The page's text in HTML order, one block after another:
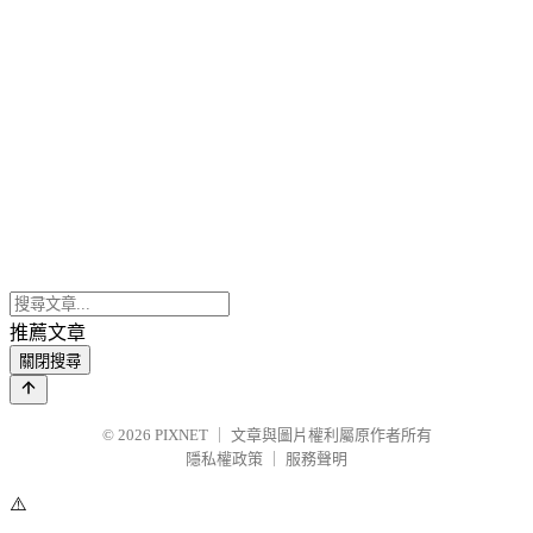
推薦文章
關閉搜尋
© 2026 PIXNET
文章與圖片權利屬原作者所有
隱私權政策
服務聲明
⚠️